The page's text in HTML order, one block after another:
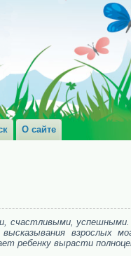
О сайте
счастливыми,
взрослых
ребенку вырасти